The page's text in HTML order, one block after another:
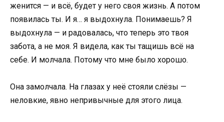
женится — и всё, будет у него своя жизнь. А потом
появилась ты. И я… я выдохнула. Понимаешь? Я
выдохнула — и радовалась, что теперь это твоя
забота, а не моя. Я видела, как ты тащишь всё на
себе. И молчала. Потому что мне было хорошо.
Она замолчала. На глазах у неё стояли слёзы —
неловкие, явно непривычные для этого лица.